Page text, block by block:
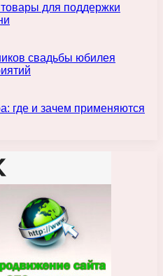
для поддержки
свадьбы юбилея
где и зачем применяются